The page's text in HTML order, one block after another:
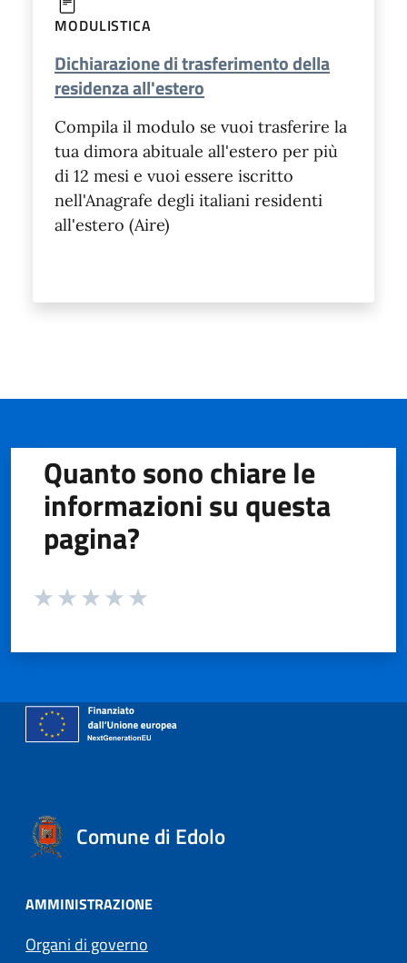
MODULISTICA
Dichiarazione di trasferimento della
residenza all'estero
Compila il modulo se vuoi trasferire la
tua dimora abituale all'estero per più
di 12 mesi e vuoi essere iscritto
nell'Anagrafe degli italiani residenti
all'estero (Aire)
Quanto sono chiare le
informazioni su questa
pagina?
Valuta da 1 a 5 stelle la pagina
Comune di Edolo
AMMINISTRAZIONE
Organi di governo